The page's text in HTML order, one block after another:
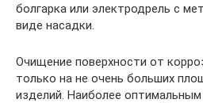
болгарка или электродрель с
виде насадки.
Очищение поверхности от
только на не очень больших
изделий. Наиболее